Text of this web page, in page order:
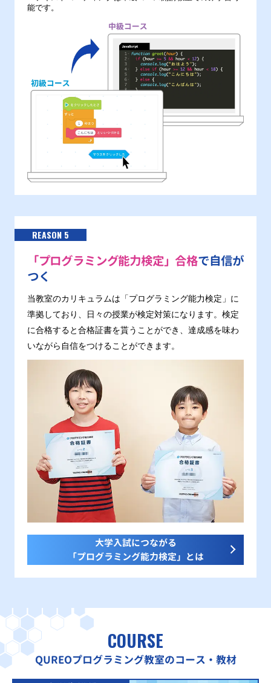
能です。
REASON 5
「プログラミング能力検定」合格で自信が
つく
当教室のカリキュラムは「プログラミング能力検定」に
準拠しており、日々の授業が検定対策になります。検定
に合格すると合格証書を貰うことができ、達成感を味わ
いながら自信をつけることができます。
大学入試につながる
「プログラミング能力検定」とは
COURSE
QUREOプログラミング教室のコース・教材